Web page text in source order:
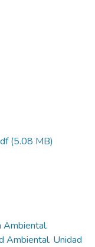
(5.08 MB)
Ambiental.
Ambiental. Unidad